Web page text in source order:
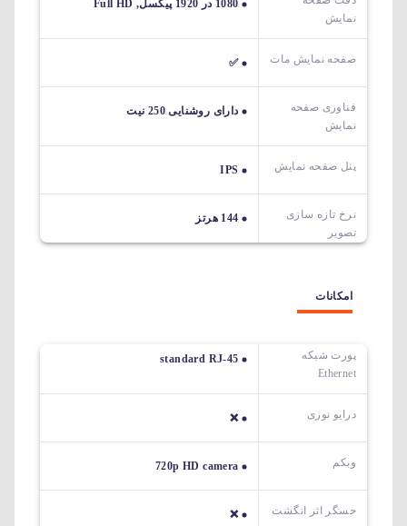
نمایش
1080 در 1920 پیکسل, Full HD
صفحه نمایش مات ✅
فناوری صفحه
نمایش
دارای روشنایی 250 نیت
پنل صفحه نمایش IPS
نرخ تازه سازی
تصویر
144 هرتز
امکانات
پورت شبکه
Ethernet
standard RJ-45
درایو نوری ❌
وبکم 720p HD camera
حسگر اثر انگشت ❌